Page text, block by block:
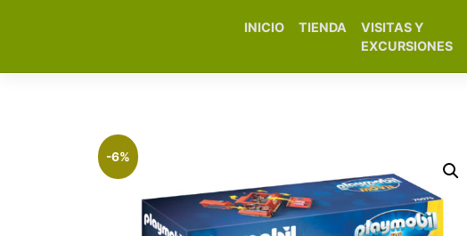
Elfa Experience – Onil – Alicante
INICIO TIENDA
VISITAS Y
EXCURSIONES
-6%